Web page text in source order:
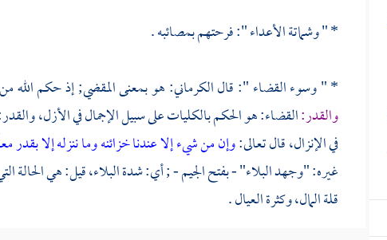
* " وشماتة الأعداء ": فرحتهم بمصائبه .
* " وسوء القضاء ": قالالكرماني:هو بمعنى المقضي; إذ حكم
والقدر:القضاء: هو الحكم بالكليات على سبيل الإجمال في الأزل،
في الإنزال، قال تعالى:وإن من شيء إلا عندنا خزائنه وما ننزله إلا بقدر
غيره: "وجهد البلاء" - بفتح الجيم - ; أي: شدة البلاء، قيل: هي الحالة
قلة المال، وكثرة العيال .